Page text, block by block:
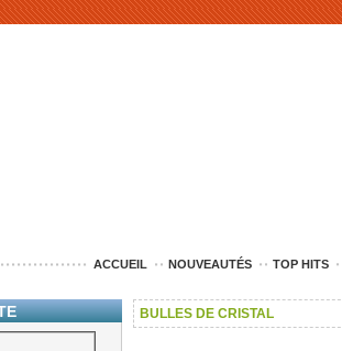
www.nord-entreprise.com/images/anim.jpg"
ACCUEIL NOUVEAUTÉS TOP HITS
BULLES DE CRISTAL